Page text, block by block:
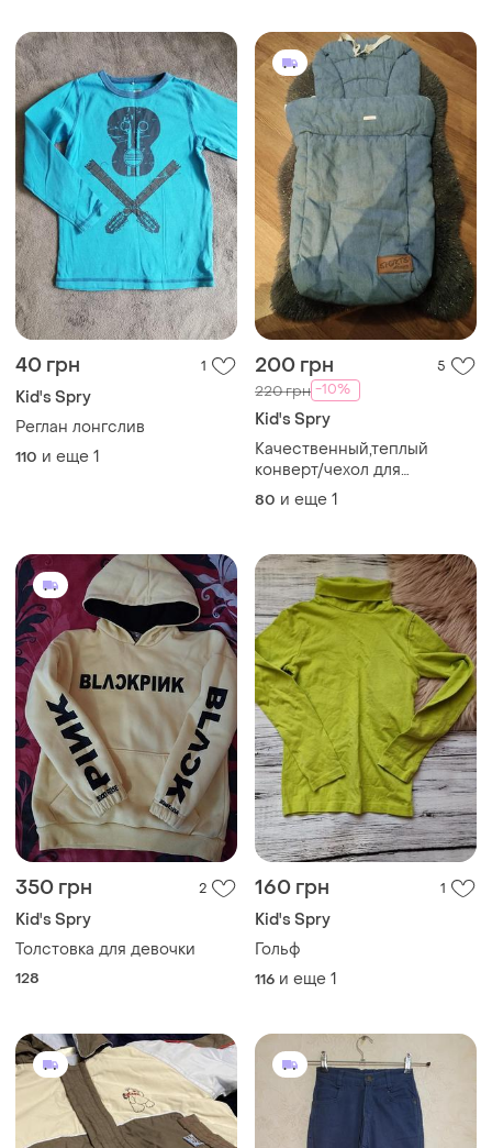
40 грн 1
Kid's Spry
Реглан лонгслив
110 и еще 1
200 грн 5
220 грн -10%
Kid's Spry
Качественный,теплый
конверт/чехол для
малышей.европа.
80 и еще 1
350 грн 2
Kid's Spry
Толстовка для девочки
128
160 грн 1
Kid's Spry
Гольф
116 и еще 1